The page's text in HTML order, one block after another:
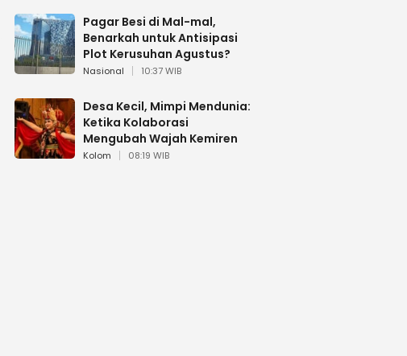
Pagar Besi di Mal-mal,
Benarkah untuk Antisipasi
Plot Kerusuhan Agustus?
Nasional 10:37 WIB
Desa Kecil, Mimpi Mendunia:
Ketika Kolaborasi
Mengubah Wajah Kemiren
Kolom 08:19 WIB